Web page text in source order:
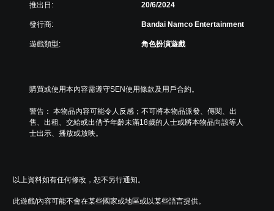
推出日: 20/6/2024
發行商: Bandai Namco Entertainment
遊戲類型: 角色扮演遊戲
購買或使用本內容需遵守SEN使用條款及用戶合約。
警告： 本物品內容可能令人反感；不可將本物品派發、傳閱、出
售、出租、交給或出借予年齡未滿18歲的人士或將本物品向該等人
士出示、播放或放映。
以上資料如有任何修改，恕不另行通知。
此遊戲/內容可能不會在某些國家或地區或以某些語言提供。